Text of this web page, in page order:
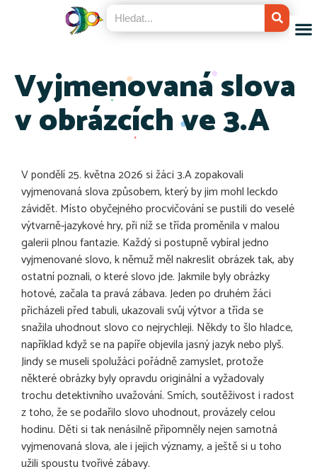
Vyjmenovaná slova
v obrázcích ve 3.A
V pondělí 25. května 2026 si žáci 3.A zopakovali
vyjmenovaná slova způsobem, který by jim mohl leckdo
závidět. Místo obyčejného procvičování se pustili do veselé
výtvarně‑jazykové hry, při níž se třída proměnila v malou
galerii plnou fantazie. Každý si postupně vybíral jedno
vyjmenované slovo, k němuž měl nakreslit obrázek tak, aby
ostatní poznali, o které slovo jde. Jakmile byly obrázky
hotové, začala ta pravá zábava. Jeden po druhém žáci
přicházeli před tabuli, ukazovali svůj výtvor a třída se
snažila uhodnout slovo co nejrychleji. Někdy to šlo hladce,
například když se na papíře objevila jasný jazyk nebo plyš.
Jindy se museli spolužáci pořádně zamyslet, protože
některé obrázky byly opravdu originální a vyžadovaly
trochu detektivního uvažování. Smích, soutěživost i radost
z toho, že se podařilo slovo uhodnout, provázely celou
hodinu. Děti si tak nenásilně připomněly nejen samotná
vyjmenovaná slova, ale i jejich významy, a ještě si u toho
užili spoustu tvořivé zábavy.